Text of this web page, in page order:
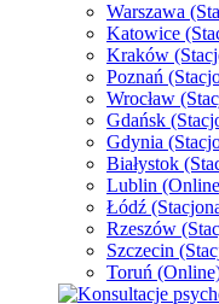
Warszawa
Katowice
Kraków
Poznań
Wrocław
Gdańsk
Gdynia
Białystok
Lublin
Łódź
Rzeszów
Szczecin
Toruń